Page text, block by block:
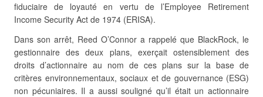
fiduciaire de loyauté en vertu de l’Employee Retirement
Income Security Act de 1974 (ERISA).
Dans son arrêt, Reed O’Connor a rappelé que BlackRock, le
gestionnaire des deux plans, exerçait ostensiblement des
droits d’actionnaire au nom de ces plans sur la base de
critères environnementaux, sociaux et de gouvernance (ESG)
non pécuniaires. Il a aussi souligné qu’il était un actionnaire